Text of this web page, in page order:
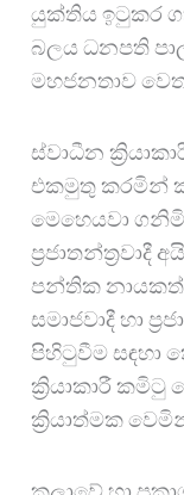
යුක්තිය ඉටුකර
බලය ධනපති
මහජනතාව
ස්වාධීන
එකමුතු කරමින්
මෙහෙයවා
පන්තික
සමාජවාදී හා
පිහිටුවීම සඳහා
ක්‍රියාකාරී කමිටු
ක්‍රියාත්මක